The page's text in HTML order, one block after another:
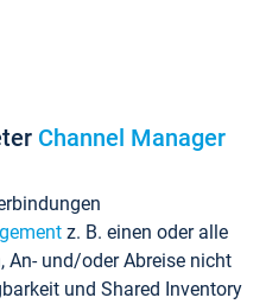
Channel Manager
z. B. einen oder alle
An- und/oder Abreise nicht
und Shared Inventory